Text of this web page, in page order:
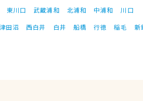
東川口 武蔵浦和 北浦和 中浦和
川口
田沼 西白井 白井 船橋 行徳 稲毛 新